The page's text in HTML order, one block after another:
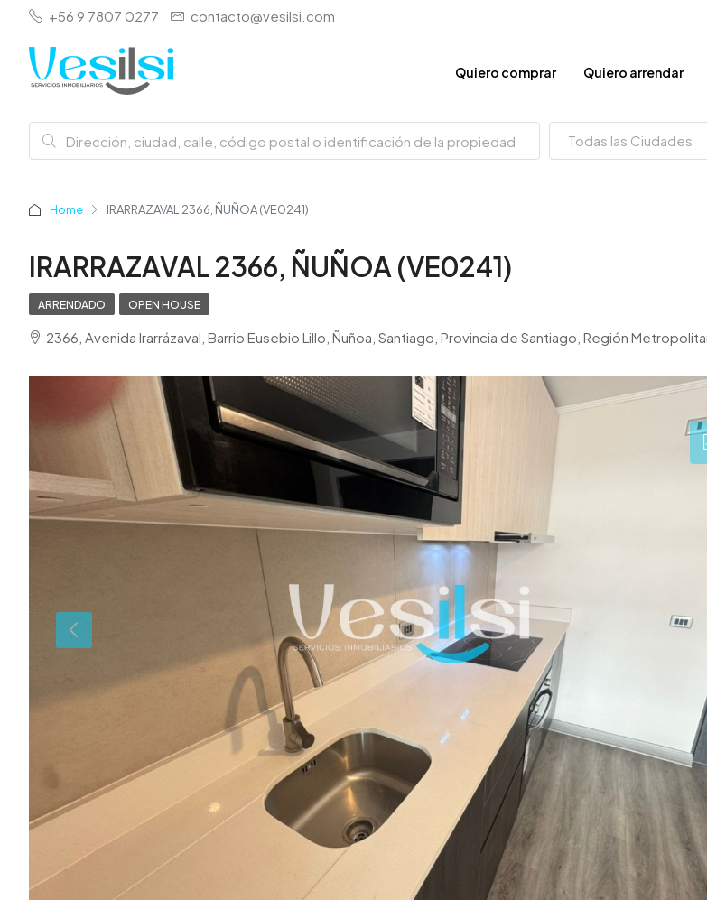
+56 9 7807 0277 contacto@vesilsi.com
Quiero comprar Quiero arrendar
Todas las Ciudades
Home IRARRAZAVAL 2366, ÑUÑOA (VE0241)
IRARRAZAVAL 2366, ÑUÑOA (VE0241)
ARRENDADO OPEN HOUSE
2366, Avenida Irarrázaval, Barrio Eusebio Lillo, Ñuñoa, Santiago, Provincia de Santiago, Región